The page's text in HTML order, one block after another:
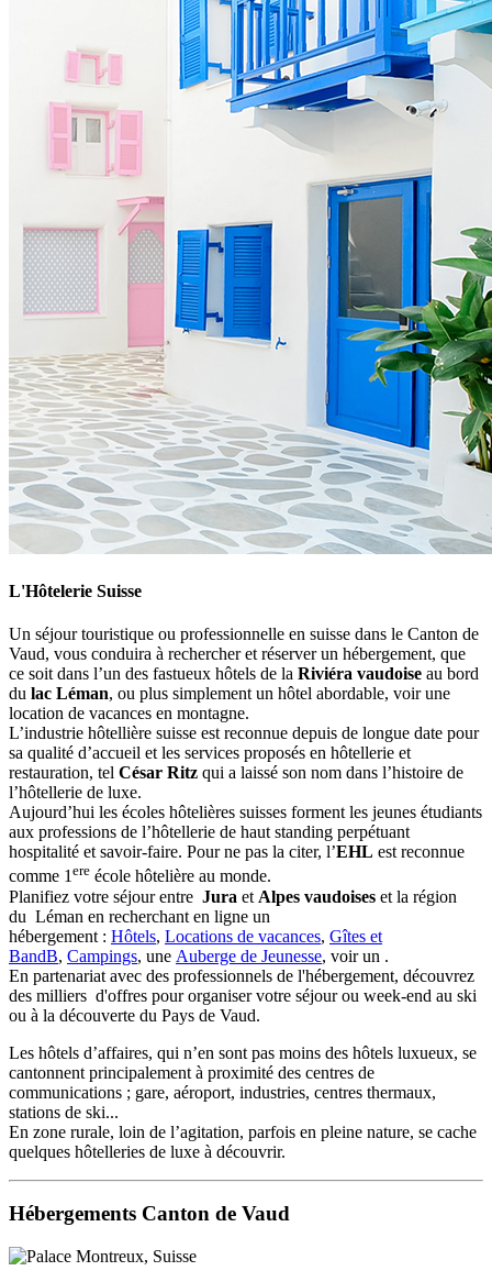
L'Hôtelerie Suisse
Un séjour touristique ou professionnelle en suisse dans le Canton de
Vaud, vous conduira à rechercher et réserver un hébergement, que
ce soit dans l’un des fastueux hôtels de la Riviéra vaudoise au bord
du lac Léman, ou plus simplement un hôtel abordable, voir une
location de vacances en montagne.
L’industrie hôtellière suisse est reconnue depuis de longue date pour
sa qualité d’accueil et les services proposés en hôtellerie et
restauration, tel César Ritz qui a laissé son nom dans l’histoire de
l’hôtellerie de luxe.
Aujourd’hui les écoles hôtelières suisses forment les jeunes étudiants
aux professions de l’hôtellerie de haut standing perpétuant
hospitalité et savoir-faire. Pour ne pas la citer, l’EHL est reconnue
comme 1ere école hôtelière au monde.
Planifiez votre séjour entre Jura et Alpes vaudoises et la région
du Léman en recherchant en ligne un
hébergement : Hôtels, Locations de vacances, Gîtes et
BandB, Campings, une Auberge de Jeunesse, voir un .
En partenariat avec des professionnels de l'hébergement, découvrez
des milliers d'offres pour organiser votre séjour ou week-end au ski
ou à la découverte du Pays de Vaud.
Les hôtels d’affaires, qui n’en sont pas moins des hôtels luxueux, se
cantonnent principalement à proximité des centres de
communications ; gare, aéroport, industries, centres thermaux,
stations de ski...
En zone rurale, loin de l’agitation, parfois en pleine nature, se cache
quelques hôtelleries de luxe à découvrir.
Hébergements Canton de Vaud